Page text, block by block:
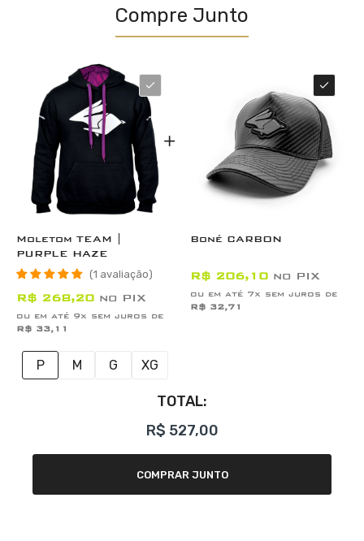
Compre Junto
Moletom TEAM |
PURPLE HAZE
1 avaliação
R$ 268,20 no PIX
ou em até 9x sem juros de
R$ 33,11
P M G XG
Boné CARBON
R$ 206,10 no PIX
ou em até 7x sem juros de
R$ 32,71
TOTAL:
R$ 527,00
COMPRAR JUNTO